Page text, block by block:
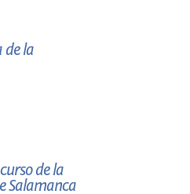
de la
de la
Salamanca